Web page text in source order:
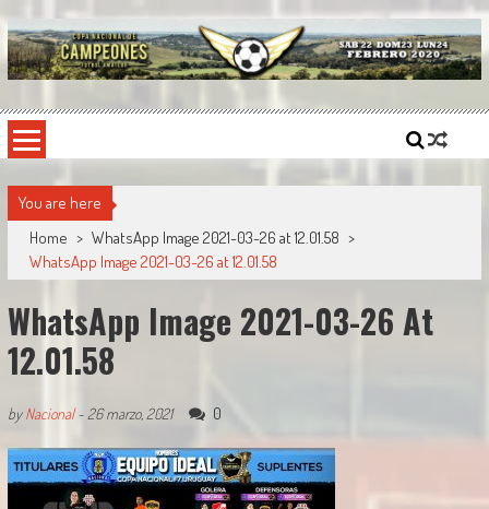
to
content
Copa Nacional de Campeones
El torneo semestral que reúne a los mejores equipos de fútbol sintético del país.
You are here
Home > WhatsApp Image 2021-03-26 at 12.01.58 >
WhatsApp Image 2021-03-26 at 12.01.58
WhatsApp Image 2021-03-26 At
12.01.58
byNacional- 26 marzo, 2021 0